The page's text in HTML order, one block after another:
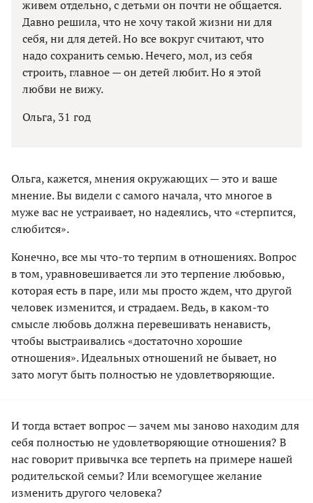
живем отдельно, с детьми он почти не общается.
Давно решила, что не хочу такой жизни ни для
себя, ни для детей. Но все вокруг считают, что
надо сохранить семью. Нечего, мол, из себя
строить, главное — он детей любит. Но я этой
любви не вижу.
Ольга, 31 год
Ольга, кажется, мнения окружающих — это и ваше
мнение. Вы видели с самого начала, что многое в
муже вас не устраивает, но надеялись, что «стерпится,
слюбится».
Конечно, все мы что-то терпим в отношениях. Вопрос
в том, уравновешивается ли это терпение любовью,
которая есть в паре, или мы просто ждем, что другой
человек изменится, и страдаем. Ведь, в каком-то
смысле любовь должна перевешивать ненависть,
чтобы выстраивались «достаточно хорошие
отношения». Идеальных отношений не бывает, но
зато могут быть полностью не удовлетворяющие.
И тогда встает вопрос — зачем мы заново находим для
себя полностью не удовлетворяющие отношения? В
нас говорит привычка все терпеть на примере нашей
родительской семьи? Или всемогущее желание
изменить другого человека?